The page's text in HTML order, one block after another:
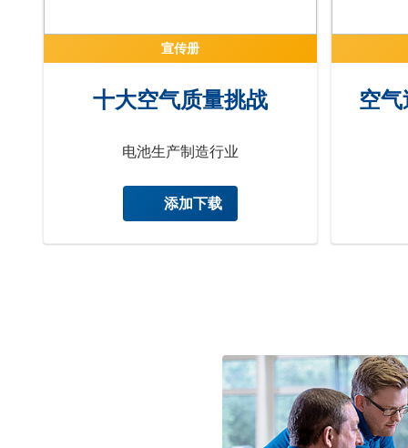
宣传册
十大空气质量挑战
电池生产制造行业
添加下载
空